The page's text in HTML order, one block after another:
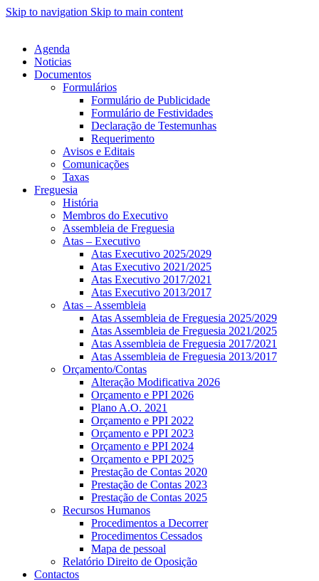
Skip to navigation Skip to main content
Agenda
Noticias
Documentos
Formulários
Formulário de Publicidade
Formulário de Festividades
Declaração de Testemunhas
Requerimento
Avisos e Editais
Comunicações
Taxas
Freguesia
História
Membros do Executivo
Assembleia de Freguesia
Atas – Executivo
Atas Executivo 2025/2029
Atas Executivo 2021/2025
Atas Executivo 2017/2021
Atas Executivo 2013/2017
Atas – Assembleia
Atas Assembleia de Freguesia 2025/2029
Atas Assembleia de Freguesia 2021/2025
Atas Assembleia de Freguesia 2017/2021
Atas Assembleia de Freguesia 2013/2017
Orçamento/Contas
Alteração Modificativa 2026
Orçamento e PPI 2026
Plano A.O. 2021
Orçamento e PPI 2022
Orçamento e PPI 2023
Orçamento e PPI 2024
Orçamento e PPI 2025
Prestação de Contas 2020
Prestação de Contas 2023
Prestação de Contas 2025
Recursos Humanos
Procedimentos a Decorrer
Procedimentos Cessados
Mapa de pessoal
Relatório Direito de Oposição
Contactos